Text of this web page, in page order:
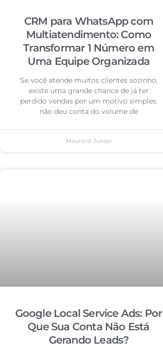
CRM para WhatsApp com
Multiatendimento: Como
Transformar 1 Número em
Uma Equipe Organizada
Se você atende muitos clientes sozinho,
existe uma grande chance de já ter
perdido vendas por um motivo simples:
não deu conta do volume de
Mauricio Junior
Google Local Service Ads: Por
Que Sua Conta Não Está
Gerando Leads?